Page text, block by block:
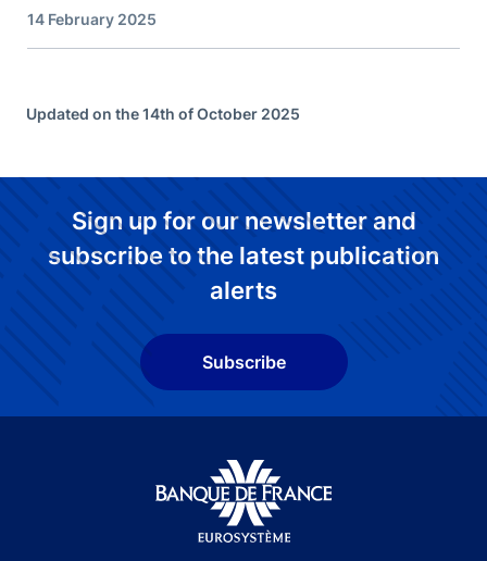
14 February 2025
Updated on the 14th of October 2025
Sign up for our newsletter and
subscribe to the latest publication
alerts
Subscribe